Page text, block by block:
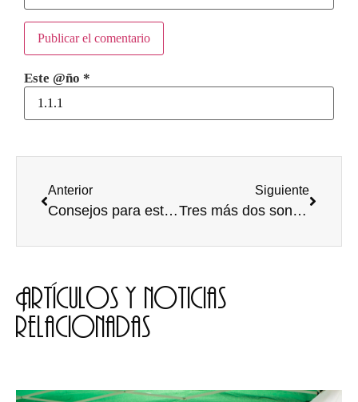
Este @ño *
Anterior
Consejos para estudiar día a día
Siguiente
Tres más dos son cinco
Artículos y noticias
relacionadas